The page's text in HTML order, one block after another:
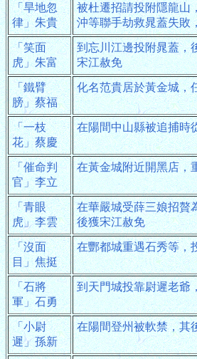
「旱地忽
律」朱貴
被杜遷招請投附隱龍山
沖等聯手劫救晁蓋失敗
「笑面
虎」朱富
到忘川江邊投附晁蓋，
宋江赦免
「鐵臂
膀」蔡福
化名范貴居於黃金城，
「一枝
花」蔡慶
在陽間中山縣被追捕時
「催命判
官」李立
在黃金城附近開黑店，
「青眼
虎」李雲
在華嚴城受薛三娘招贅
後獲宋江赦免
「沒面
目」焦挺
在酆都城重遇石秀等，
「石將
軍」石勇
到天門城投靠尉遲老爺
「小尉
遲」孫新
在陽間登州被軟禁，其